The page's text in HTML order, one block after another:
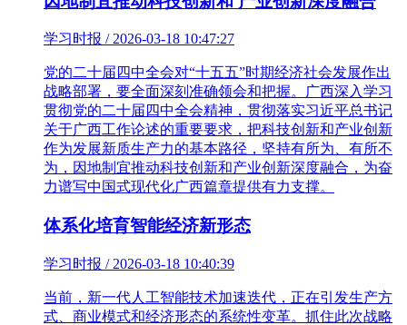
学习时报 / 2026-03-18 10:47:27
党的二十届四中全会对“十五五”时期经济社会发展作出
战略部署，要全面深刻准确领会和把握。广西深入学习
贯彻党的二十届四中全会精神，贯彻落实习近平总书记
关于广西工作论述的重要要求，把科技创新和产业创新
作为发展新质生产力的基本路径，坚持有所为、有所不
为，因地制宜推动科技创新和产业创新深度融合，为奋
力谱写中国式现代化广西篇章提供有力支撑。
体系化培育智能经济新形态
学习时报 / 2026-03-18 10:40:39
当前，新一代人工智能技术加速迭代，正在引发生产方
式、商业模式和经济形态的系统性变革。抓住此次战略